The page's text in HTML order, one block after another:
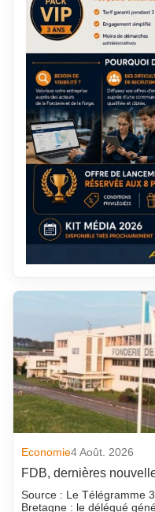
Economie4 Août. 2026
FDB, dernières
Source : Le Télégramme
Bretagne : le délégué